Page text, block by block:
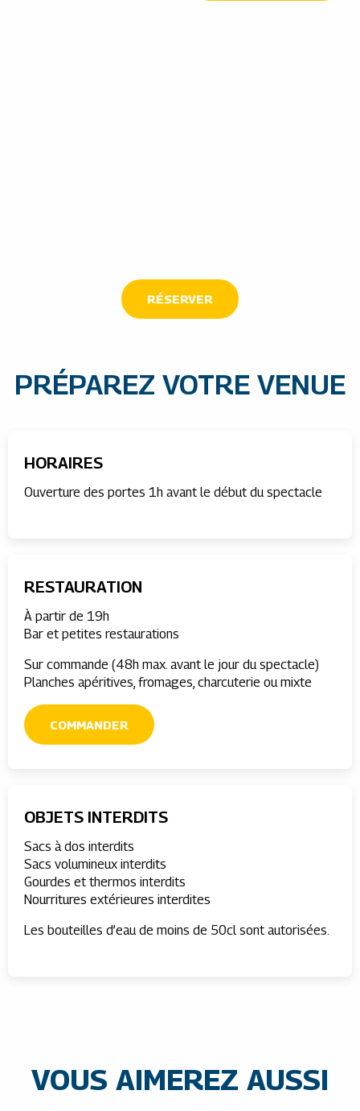
RÉSERVER
PRÉPAREZ VOTRE VENUE
HORAIRES
Ouverture des portes 1h avant le début du spectacle
RESTAURATION
À partir de 19h
Bar et petites restaurations
Sur commande (48h max. avant le jour du spectacle)
Planches apéritives, fromages, charcuterie ou mixte
COMMANDER
OBJETS INTERDITS
Sacs à dos interdits
Sacs volumineux interdits
Gourdes et thermos interdits
Nourritures extérieures interdites
Les bouteilles d’eau de moins de 50cl sont autorisées.
VOUS AIMEREZ AUSSI